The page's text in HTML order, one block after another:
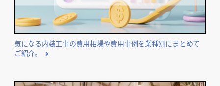
気になる内装工事の費用相場や費用事例を業種別にまとめて
ご紹介。